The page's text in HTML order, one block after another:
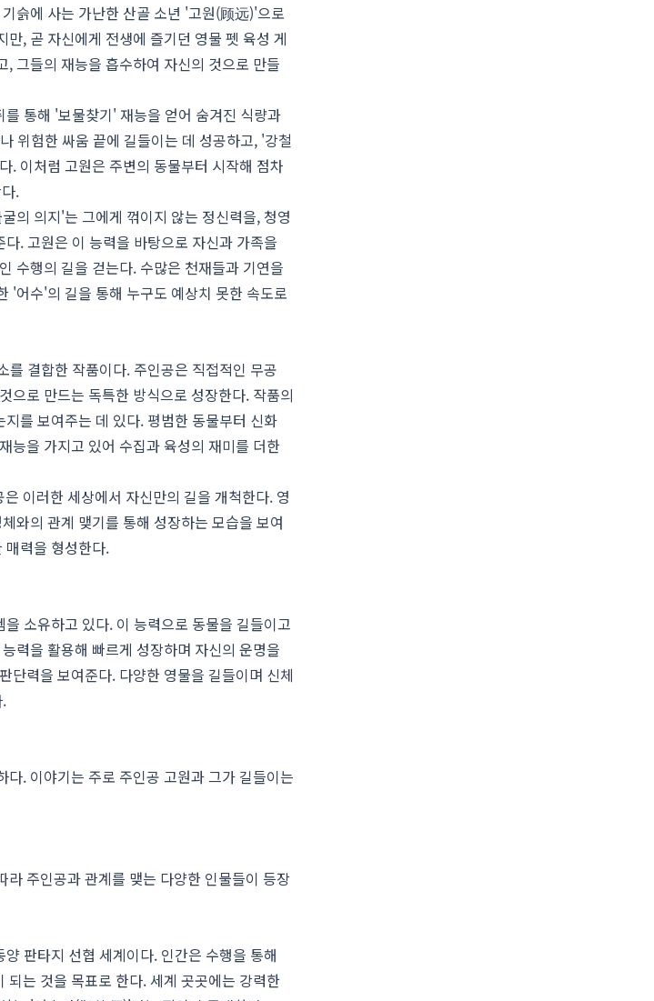
슭에 사는 가난한 산골 소년 '고원(顾远)'으로
, 곧 자신에게 전생에 즐기던 영물 펫 육성 게
그들의 재능을 흡수하여 자신의 것으로 만들
통해 '보물찾기' 재능을 얻어 숨겨진 식량과
위험한 싸움 끝에 길들이는 데 성공하고, '강철
. 이처럼 고원은 주변의 동물부터 시작해 점차
.
의 의지'는 그에게 꺾이지 않는 정신력을, 청영
. 고원은 이 능력을 바탕으로 자신과 가족을
수행의 길을 걷는다. 수많은 천재들과 기연을
'어수'의 길을 통해 누구도 예상치 못한 속도로
결합한 작품이다. 주인공은 직접적인 무공
으로 만드는 독특한 방식으로 성장한다. 작품의
를 보여주는 데 있다. 평범한 동물부터 신화
능을 가지고 있어 수집과 육성의 재미를 더한
이러한 세상에서 자신만의 길을 개척한다. 영
와의 관계 맺기를 통해 성장하는 모습을 보여
매력을 형성한다.
소유하고 있다. 이 능력으로 동물을 길들이고
력을 활용해 빠르게 성장하며 자신의 운명을
단력을 보여준다. 다양한 영물을 길들이며 신체
. 이야기는 주로 주인공 고원과 그가 길들이는
주인공과 관계를 맺는 다양한 인물들이 등장
판타지 선협 세계이다. 인간은 수행을 통해
는 것을 목표로 한다. 세계 곳곳에는 강력한